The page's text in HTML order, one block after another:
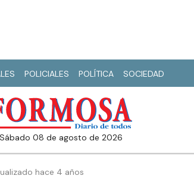
POLICIALES POLÍTICA SOCIEDAD
sábado 08 de agosto de 2026
hace 4 años